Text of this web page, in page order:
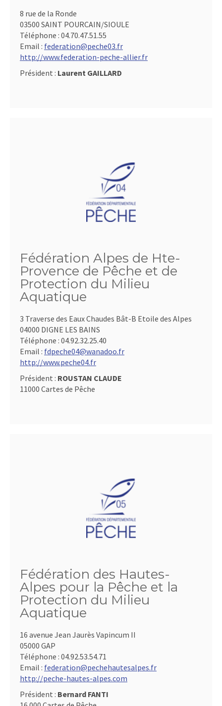
8 rue de la Ronde
03500 SAINT POURCAIN/SIOULE
Téléphone : 04.70.47.51.55
Email : federation@peche03.fr
http://www.federation-peche-allier.fr
Président : Laurent GAILLARD
Fédération Alpes de Hte-
Provence de Pêche et de
Protection du Milieu
Aquatique
3 Traverse des Eaux Chaudes Bât-B Etoile des Alpes
04000 DIGNE LES BAINS
Téléphone : 04.92.32.25.40
Email : fdpeche04@wanadoo.fr
http://www.peche04.fr
Président : ROUSTAN CLAUDE
11000 Cartes de Pêche
Fédération des Hautes-
Alpes pour la Pêche et la
Protection du Milieu
Aquatique
16 avenue Jean Jaurès Vapincum II
05000 GAP
Téléphone : 04.92.53.54.71
Email : federation@pechehautesalpes.fr
http://peche-hautes-alpes.com
Président : Bernard FANTI